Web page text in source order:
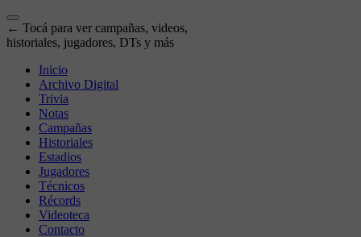
← Tocá para ver campañas, videos,
historiales, jugadores, DTs y más
Inicio
Archivo Digital
Trivia
Notas
Campañas
Historiales
Estadios
Jugadores
Técnicos
Récords
Videoteca
Contacto